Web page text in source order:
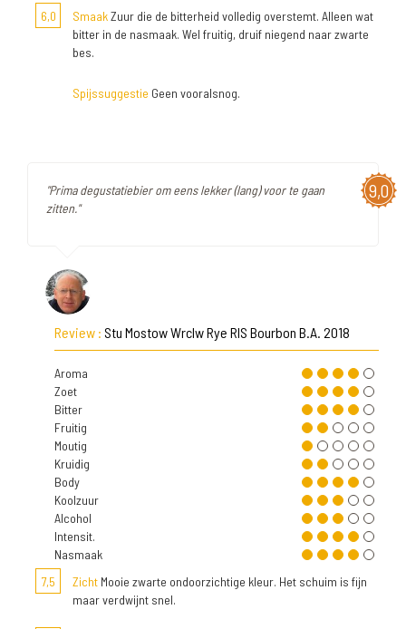
6,0 SmaakZuur die de bitterheid volledig overstemt. Alleen wat
bitter in de nasmaak. Wel fruitig, druif niegend naar zwarte
bes.
Spijssuggestie Geen vooralsnog.
9,0
"Prima degustatiebier om eens lekker (lang) voor te gaan
zitten."
Review : Stu Mostow Wrclw Rye RIS Bourbon B.A. 2018
Aroma
Zoet
Bitter
Fruitig
Moutig
Kruidig
Body
Koolzuur
Alcohol
Intensit.
Nasmaak
7,5
Zicht Mooie zwarte ondoorzichtige kleur. Het schuim is fijn
maar verdwijnt snel.